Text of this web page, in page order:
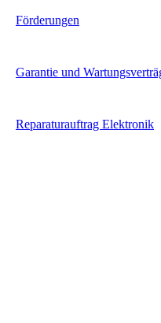
Förderungen
Garantie und
Reparaturauftrag Elektronik